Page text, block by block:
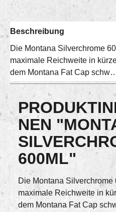
Beschreibung
Die Montana Silverchrome
maximale Reichweite in
dem Montana Fat Cap
NEN
600ML"
Die Montana
maximale Reichweite in
dem Montana Fat Cap